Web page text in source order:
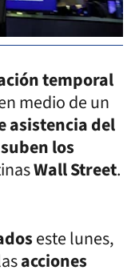
temporal
medio de un
asistencia del
suben los
Wall Street.
este lunes,
acciones